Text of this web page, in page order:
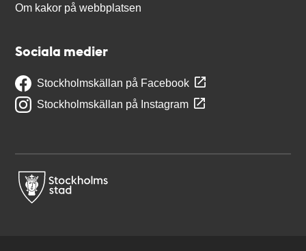
Om kakor på webbplatsen
Sociala medier
Stockholmskällan på Facebook
Stockholmskällan på Instagram